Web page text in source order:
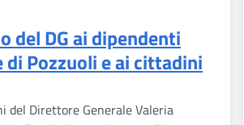
del DG ai dipendenti
di Pozzuoli e ai cittadini
del Direttore Generale Valeria